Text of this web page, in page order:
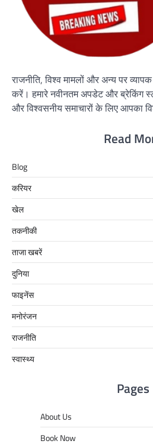
राजनीति, विश्व मामलों और अन्य पर
करें। हमारे नवीनतम अपडेट और ब्रेकिंग
और विश्वसनीय समाचारों के लिए आपका
Read
Blog
करियर
खेल
तकनीकी
ताजा खबरें
दुनिया
फाइनेंस
मनोरंजन
राजनीति
स्वास्थ्य
Pages
About Us
Book Now